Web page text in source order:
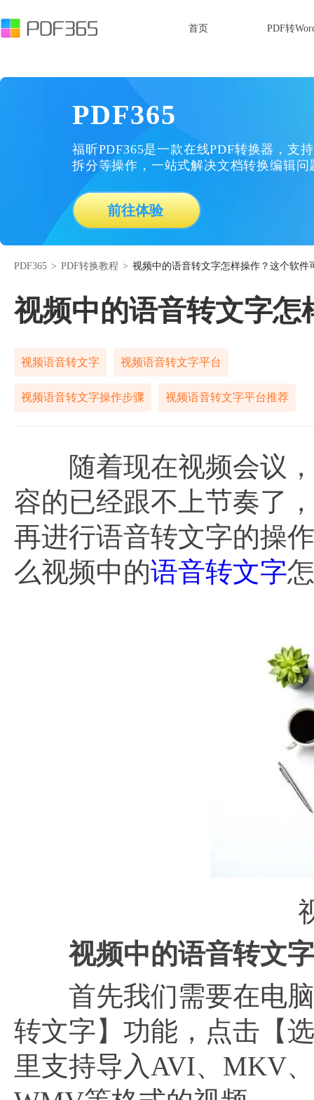
首页 PDF转
PDF365
福昕PDF365是一款在线PDF转换器，支
拆分等操作，一站式解决文档转换编辑问
前往体验
PDF365 > PDF转换教程 > 视频中的语音转文字怎样操作？这个软件
视频中的语音转文字
视频语音转文字 视频语音转文字平台
视频语音转文字操作步骤 视频语音转文字平台推荐
随着现在视频会议，
容的已经跟不上节奏了
再进行语音转文字的操
么视频中的语音转文字
视频中的语音转文
首先我们需要在电脑
转文字】功能，点击【
里支持导入AVI、MKV